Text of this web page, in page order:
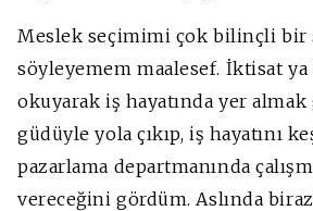
Meslek seçimimi çok bilinçli bir
söyleyemem maalesef. İktisat
okuyarak iş hayatında yer
güdüyle yola çıkıp, iş hayatını
pazarlama departmanında
vereceğini gördüm. Aslında